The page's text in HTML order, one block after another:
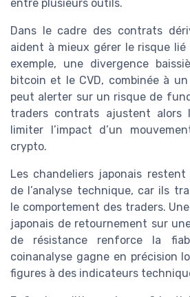
entre plusieurs outils.
Dans le cadre des contrats
aident à mieux gérer le risque
exemple, une divergence
bitcoin et le CVD, combinée à
peut alerter sur un risque de
traders contrats ajustent alors
limiter l’impact d’un
crypto.
Les chandeliers japonais
de l’analyse technique, car ils
le comportement des traders.
japonais de retournement sur
de résistance renforce la
coinanalyse gagne en précision
figures à des indicateurs